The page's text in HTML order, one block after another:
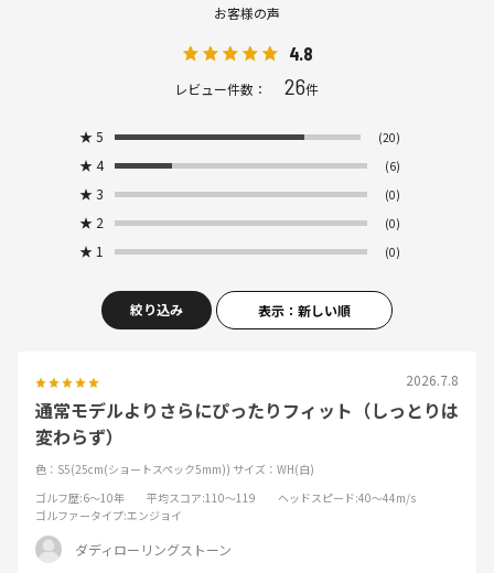
お客様の声
4.8
レビュー件数： 26件
★ 5 (20)
★ 4 (6)
★ 3 (0)
★ 2 (0)
★ 1 (0)
絞り込み 表示：新しい順
2026.7.8
通常モデルよりさらにぴったりフィット（しっとりは
変わらず）
色：S5(25cm(ショートスペック5mm)) サイズ：WH(白)
ゴルフ歴:6～10年 平均スコア:110～119 ヘッドスピード:40～44m/s
ゴルファータイプ:エンジョイ
ダディローリングストーン